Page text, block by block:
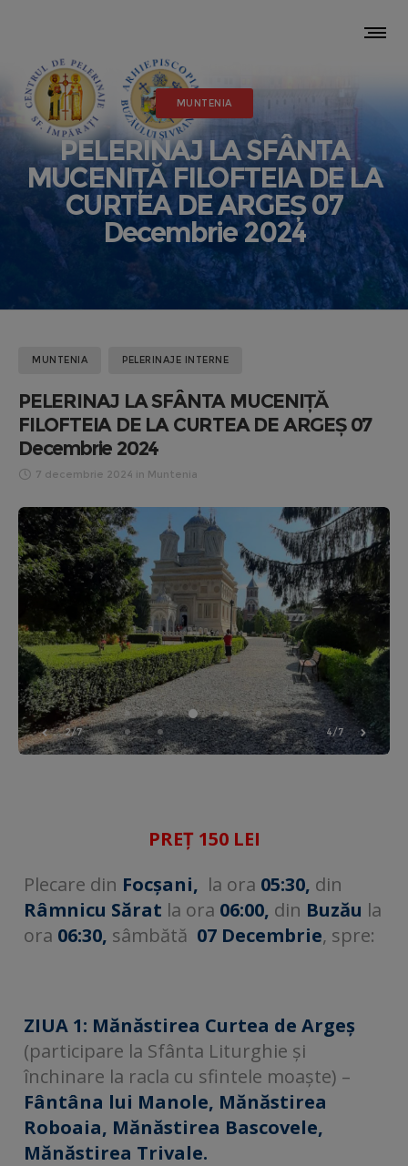
MUNTENIA
PELERINAJ LA SFÂNTA
MUCENIȚĂ FILOFTEIA DE LA
CURTEA DE ARGEȘ 07
Decembrie 2024
MUNTENIA PELERINAJE INTERNE
PELERINAJ LA SFÂNTA MUCENIȚĂ
FILOFTEIA DE LA CURTEA DE ARGEȘ 07
Decembrie 2024
7 decembrie 2024 in Muntenia
2/7 4/7
PREȚ 150 LEI
Plecare din Focșani, la ora 05:30, din
Râmnicu Sărat la ora 06:00, din Buzău la
ora 06:30, sâmbătă 07 Decembrie, spre:
ZIUA 1: Mănăstirea Curtea de Argeș
(participare la Sfânta Liturghie și
închinare la racla cu sfintele moaște) –
Fântâna lui Manole, Mănăstirea
Roboaia, Mănăstirea Bascovele,
Mănăstirea Trivale.